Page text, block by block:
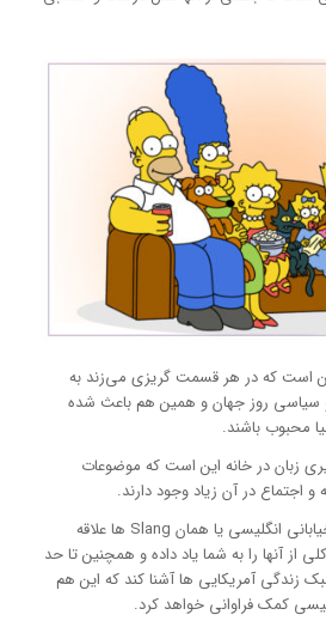
است که در هر قسمت گریزی می‌زند به
سیاسی روز جهان و همین هم باعث شده
محبوب باشند.
زبان در خانه این است که موضوعات
اجتماع در آن زیاد وجود دارند.
اگر به یادگیری اصطلاحات خیابانی انگلیسی یا همان Slang ها علاقه
از آنها را به شما یاد داده و همچنین تا حد
زندگی آمریکایی ها آشنا کند که این هم
کمک فراوانی خواهد کرد.